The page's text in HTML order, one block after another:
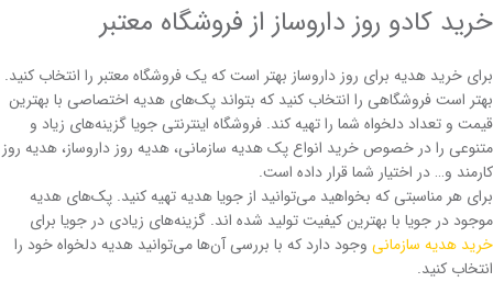
خرید کادو روز داروساز از فروشگاه معتبر
برای خرید هدیه برای روز داروساز بهتر است که یک فروشگاه معتبر را انتخاب کنید.
بهتر است فروشگاهی را انتخاب کنید که بتواند پک‌های هدیه اختصاصی با بهترین
قیمت و تعداد دلخواه شما را تهیه کند. فروشگاه اینترنتی جویا گزینه‌های زیاد و
متنوعی را در خصوص خرید انواع پک هدیه سازمانی، هدیه روز داروساز، هدیه روز
کارمند و… در اختیار شما قرار داده است.
برای هر مناسبتی که بخواهید می‌توانید از جویا هدیه تهیه کنید. پک‌های هدیه
موجود در جویا با بهترین کیفیت تولید شده اند. گزینه‌های زیادی در جویا برای
خرید هدیه سازمانی وجود دارد که با بررسی آن‌ها می‌توانید هدیه دلخواه خود را
انتخاب کنید.